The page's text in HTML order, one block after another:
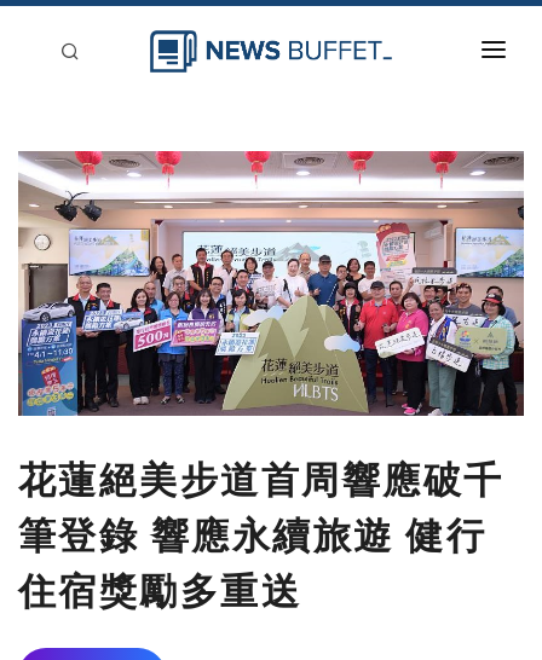
新聞稿分類
登入
刊登
花蓮絕美步道首周響應破千
筆登錄 響應永續旅遊 健行
住宿獎勵多重送